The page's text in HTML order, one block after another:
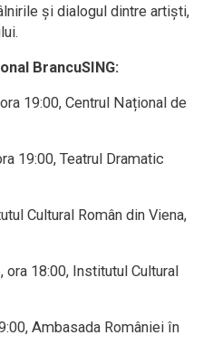
și dialogul dintre artiști,
BrancuSING:
19:00, Centrul Național de
19:00, Teatrul Dramatic
Cultural Român din Viena,
ora 18:00, Institutul Cultural
Ambasada României în